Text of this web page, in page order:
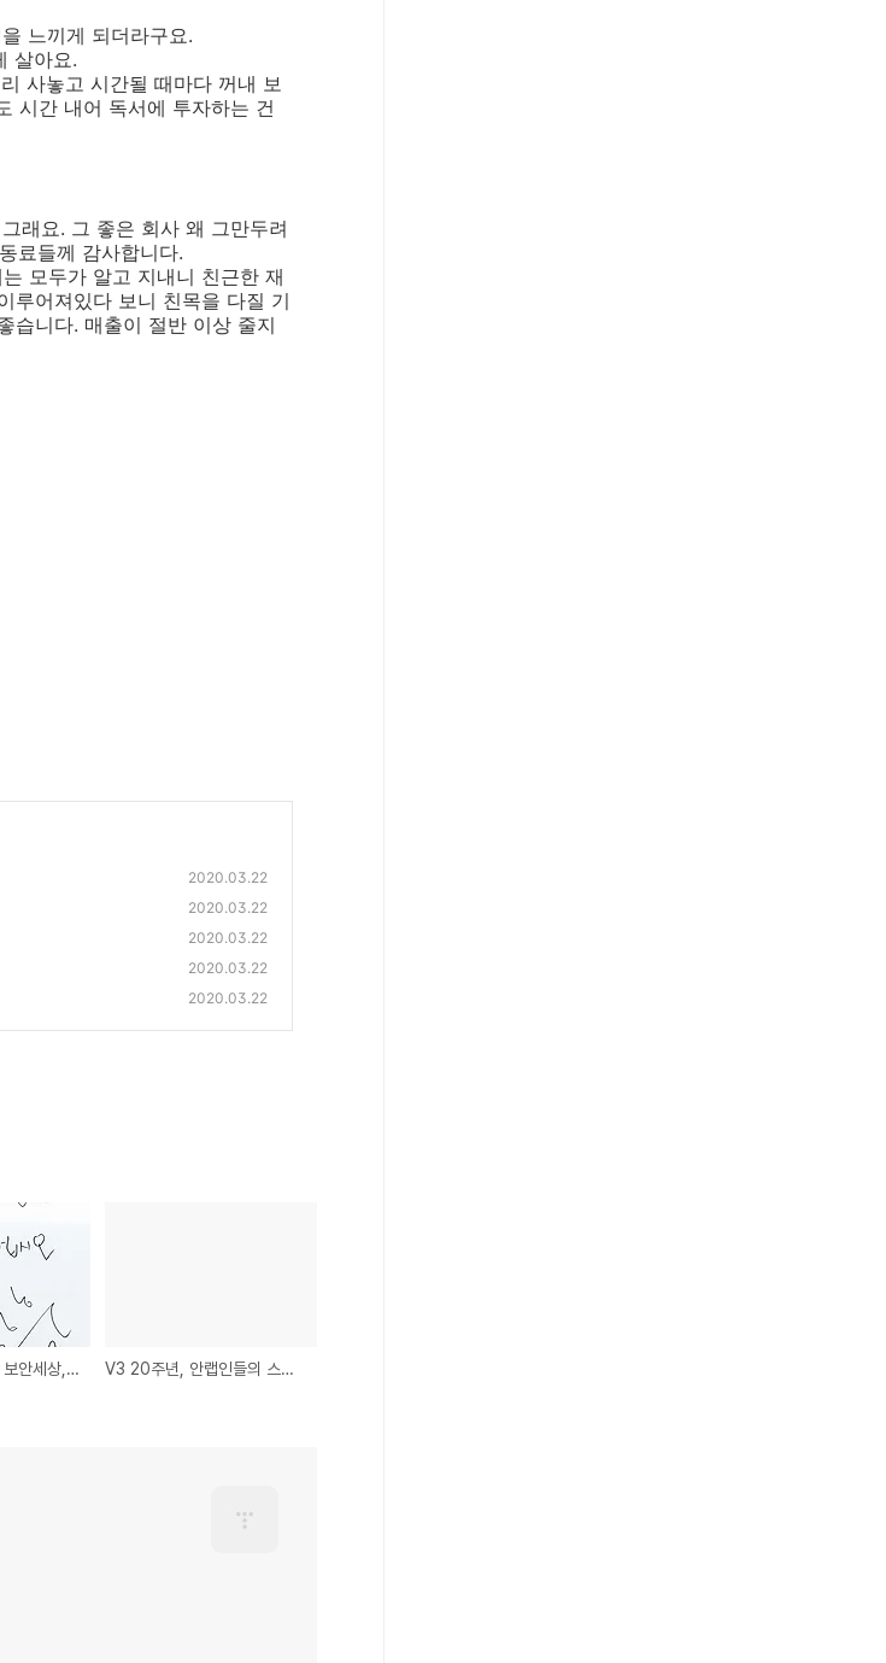
느끼게 되더라구요.
살아요.
사놓고 시간될 때마다 꺼내 보
시간 내어 독서에 투자하는 건
래요. 그 좋은 회사 왜 그만두려
료들께 감사합니다.
모두가 알고 지내니 친근한 재
루어져있다 보니 친목을 다질 기
습니다. 매출이 절반 이상 줄지
2020.03.22
2020.03.22
2020.03.22
2020.03.22
2020.03.22
안철수연구소 사보 보안세상, 가수 김장훈을 만나다 V3 20주년, 안랩인들의 스무살 그 시절은..